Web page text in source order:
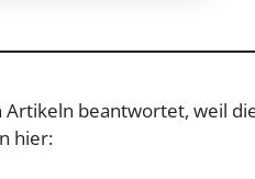
beantwortet, weil
hier: